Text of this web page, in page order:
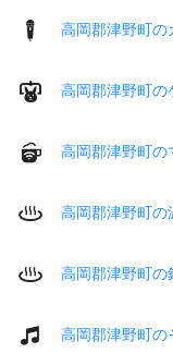
高岡郡津野町の
高岡郡津野町の
高岡郡津野町の
高岡郡津野町の
高岡郡津野町の
高岡郡津野町